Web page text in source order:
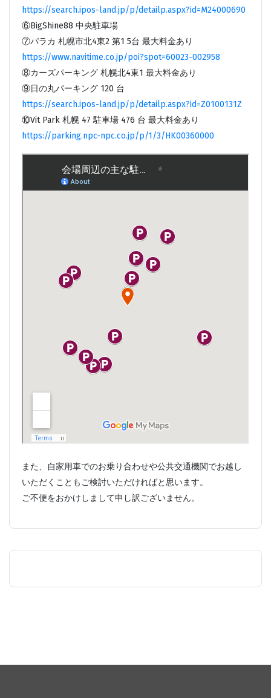
https://search.ipos-land.jp/p/detailp.aspx?id=M24000690
⑥BigShine88 中央駐車場
⑦パラカ 札幌市北4東2 第1 5台 最大料金あり
https://www.navitime.co.jp/poi?spot=60023-002958
⑧カーズパーキング 札幌北4東1 最大料金あり
⑨日の丸パーキング 120 台
https://search.ipos-land.jp/p/detailp.aspx?id=Z0100131Z
⑩Vit Park 札幌 47 駐車場 476 台 最大料金あり
https://parking.npc-npc.co.jp/p/1/3/HK00360000
また、自家用車でのお乗り合わせや公共交通機関でお越し
いただくこともご検討いただければと思います。
ご不便をおかけしまして申し訳ございません。